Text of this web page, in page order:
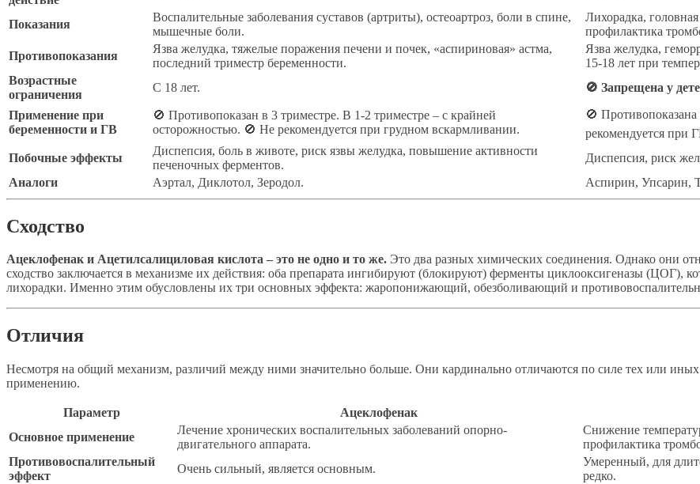
Показания
Воспалительные заболевания суставов (артриты), остеоартроз, боли в спине,
мышечные боли.
Лихорадка,
профилактика
Противопоказания
Язва желудка, тяжелые поражения печени и почек, «аспириновая» астма,
последний триместр беременности.
Язва желудка,
15-18 лет при
Возрастные
ограничения
С 18 лет. 🚫 Запрещена у
Применение при
беременности и ГВ
🚫 Противопоказан в 3 триместре. В 1-2 триместре – с крайней
осторожностью. 🚫 Не рекомендуется при грудном вскармливании.
🚫
рекомендуется при
Побочные эффекты
Диспепсия, боль в животе, риск язвы желудка, повышение активности
печеночных ферментов.
Диспепсия, риск
Аналоги
Аэртал, Диклотол, Зеродол. Аспирин, Упсарин,
Сходство
Ацеклофенак и Ацетилсалициловая кислота – это не одно и то же. Это два разных химических соединения. Однако они
сходство заключается в механизме их действия: оба препарата ингибируют (блокируют) ферменты циклооксигеназы (ЦОГ),
лихорадки. Именно этим обусловлены их три основных эффекта: жаропонижающий, обезболивающий и
Отличия
Несмотря на общий механизм, различий между ними значительно больше. Они кардинально отличаются по силе тех или
применению.
Параметр Ацеклофенак
Основное применение
Лечение хронических воспалительных заболеваний опорно-
двигательного аппарата.
Снижение
профилактика
Противовоспалительный
эффект
Очень сильный, является основным.
Умеренный, для
редко.